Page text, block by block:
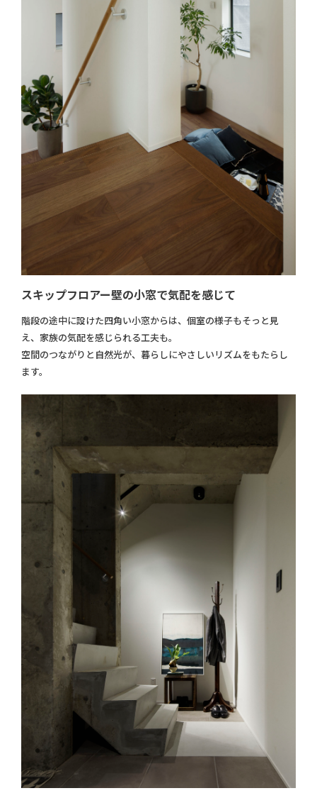
スキップフロアー壁の小窓で気配を感じて
階段の途中に設けた四角い小窓からは、個室の様子もそっと見
え、家族の気配を感じられる工夫も。
空間のつながりと自然光が、暮らしにやさしいリズムをもたらし
ます。